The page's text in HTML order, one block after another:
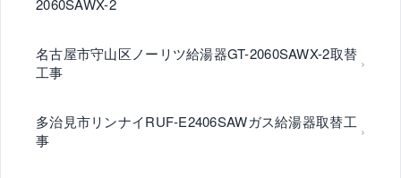
2060SAWX-2
名古屋市守山区ノーリツ給湯器GT-2060SAWX-2取替
工事
多治見市リンナイRUF-E2406SAWガス給湯器取替工
事